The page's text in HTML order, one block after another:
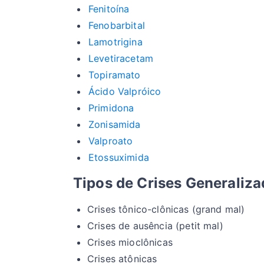
Fenitoína
Fenobarbital
Lamotrigina
Levetiracetam
Topiramato
Ácido Valpróico
Primidona
Zonisamida
Valproato
Etossuximida
Tipos de Crises
Crises tônico-clônicas (grand mal)
Crises de ausência (petit mal)
Crises mioclônicas
Crises atônicas